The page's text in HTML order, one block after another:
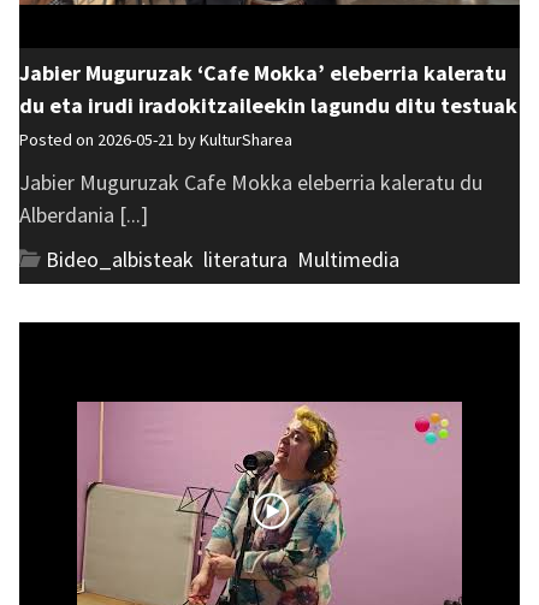
Jabier Muguruzak ‘Cafe Mokka’ eleberria kaleratu
du eta irudi iradokitzaileekin lagundu ditu testuak
Posted on 2026-05-21 byKulturSharea
Jabier Muguruzak Cafe Mokka eleberria kaleratu du
Alberdania [...]
Bideo_albisteak literatura Multimedia